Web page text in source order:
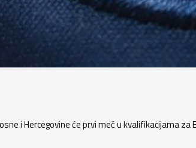
i Hercegovine će prvi meč u kvalifikacijama